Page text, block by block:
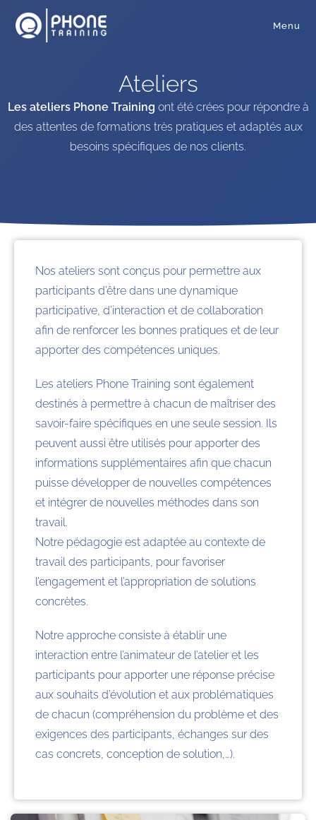
Menu
Ateliers
Les ateliers Phone Training ont été crées pour répondre à
des attentes de formations très pratiques et adaptés aux
besoins spécifiques de nos clients.
Nos ateliers sont conçus pour permettre aux
participants d’être dans une dynamique
participative, d’interaction et de collaboration
afin de renforcer les bonnes pratiques et de leur
apporter des compétences uniques.
Les ateliers Phone Training sont également
destinés à permettre à chacun de maîtriser des
savoir-faire spécifiques en une seule session. Ils
peuvent aussi être utilisés pour apporter des
informations supplémentaires afin que chacun
puisse développer de nouvelles compétences
et intégrer de nouvelles méthodes dans son
travail.
Notre pédagogie est adaptée au contexte de
travail des participants, pour favoriser
l’engagement et l’appropriation de solutions
concrètes.
Notre approche consiste à établir une
interaction entre l’animateur de l’atelier et les
participants pour apporter une réponse précise
aux souhaits d’évolution et aux problématiques
de chacun (compréhension du problème et des
exigences des participants, échanges sur des
cas concrets, conception de solution,…).